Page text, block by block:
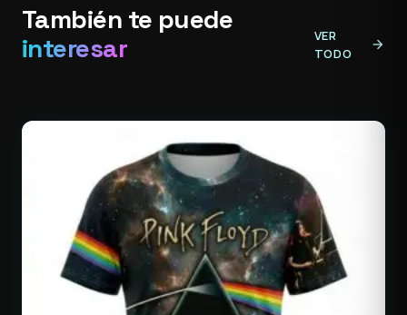
También te puede
interesar
VER
TODO
arrow_forward